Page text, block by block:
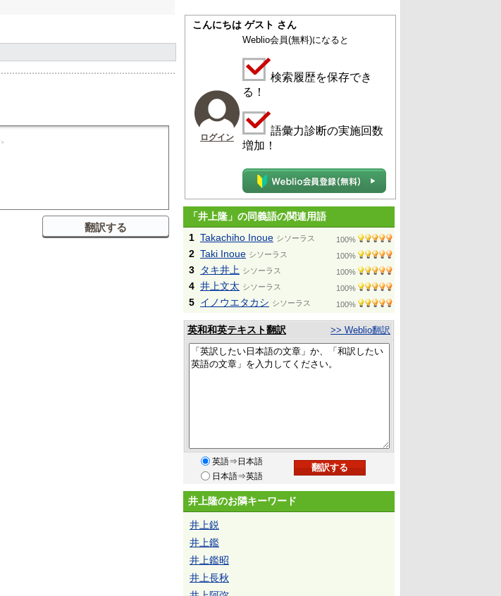
こんにちは ゲスト さん
ログイン
Weblio会員(無料)になると
検索履歴を保存でき
る！
語彙力診断の実施回数
増加！
「井上隆」の同義語の関連用語
1 Takachiho Inoue シソーラス 100%
2 Taki Inoue シソーラス 100%
3 タキ井上 シソーラス 100%
4 井上文太 シソーラス 100%
5 イノウエタカシ シソーラス 100%
英和和英テキスト翻訳 >> Weblio翻訳
英語⇒日本語
日本語⇒英語
井上隆のお隣キーワード
井上鋭
井上鑑
井上鑑昭
井上長秋